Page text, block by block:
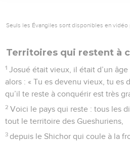
Seuls les Évangiles sont disponibles en vidéo
Territoires qui restent à
1 Josué était vieux, il était d’un
alors : « Tu es devenu vieux, tu es
qu’il te reste à conquérir est très
2 Voici le pays qui reste : tous les
tout le territoire des Gueshuriens,
3 depuis le Shichor qui coule à la